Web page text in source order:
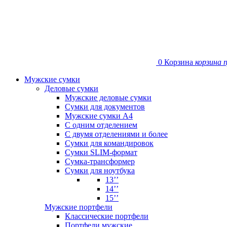
0 Корзина корзина
Мужские сумки
Деловые сумки
Мужские деловые сумки
Сумки для документов
Мужские сумки А4
С одним отделением
С двумя отделениями и более
Сумки для командировок
Сумки SLIM-формат
Сумка-трансформер
Сумки для ноутбука
13’’
14’’
15’’
Мужские портфели
Классические портфели
Портфели мужские